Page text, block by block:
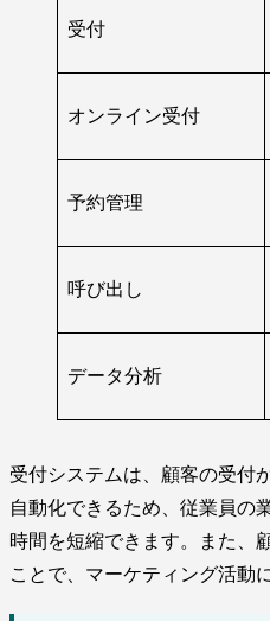
受付
オンライン受付
予約管理
呼び出し
データ分析
受付システムは、顧客の受付
自動化できるため、従業員の
時間を短縮できます。また、
ことで、マーケティング活動